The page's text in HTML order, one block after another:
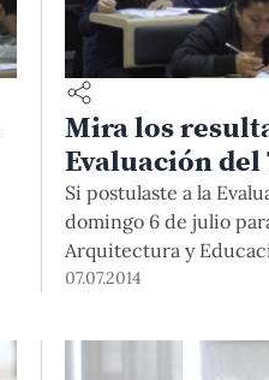
Mira los
Evaluación del
Si postulaste a la
domingo 6 de julio
Arquitectura y
07.07.2014